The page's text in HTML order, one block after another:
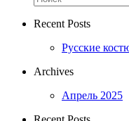
Recent Posts
Русские
Archives
Апрель 2025